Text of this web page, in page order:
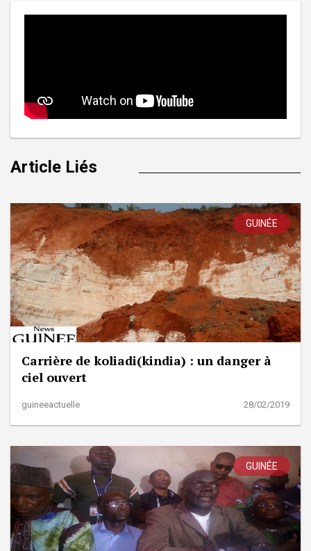
Article Liés
GUINÉE
Carrière de koliadi(kindia) : un danger à
ciel ouvert
guineeactuelle 28/02/2019
GUINÉE